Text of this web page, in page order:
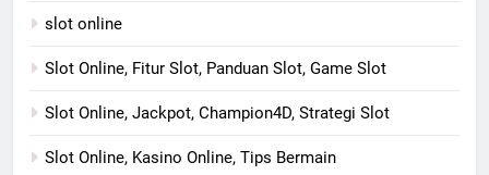
slot online
Slot Online, Fitur Slot, Panduan Slot, Game Slot
Slot Online, Jackpot, Champion4D, Strategi Slot
Slot Online, Kasino Online, Tips Bermain